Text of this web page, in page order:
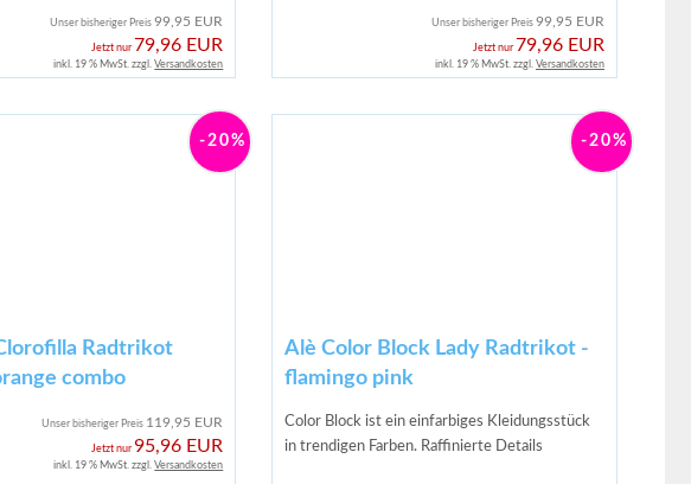
Unser bisheriger Preis99,95 EUR
Jetzt nur79,96 EUR
inkl. 19 % MwSt. zzgl.Versandkosten
Unser bisheriger Preis 99,95 EUR
Jetzt nur79,96 EUR
inkl. 19 % MwSt. zzgl. Versandkosten
Radtrikot
combo
Unser bisheriger Preis 119,95 EUR
Jetzt nur 95,96 EUR
-20%
inkl. 19 % MwSt. zzgl.Versandkosten
Alè Color Block Lady Radtrikot -
flamingo pink
Color Block ist ein einfarbiges Kleidungsstück
in trendigen Farben. Raffinierte Details
-20%